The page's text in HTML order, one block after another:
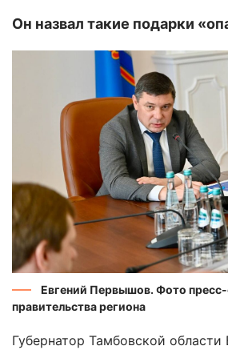
Он назвал такие подарки
Евгений Первышов. Фото
правительства региона
Губернатор Тамбовской области